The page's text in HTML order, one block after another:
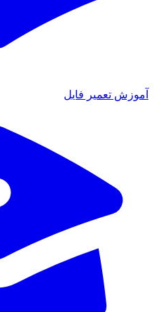
تعمیر فایل